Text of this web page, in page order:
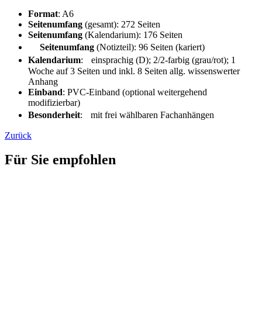
Format: A6
Seitenumfang (gesamt): 272 Seiten
Seitenumfang (Kalendarium): 176 Seiten
Seitenumfang (Notizteil): 96 Seiten (kariert)
Kalendarium: einsprachig (D); 2/2-farbig (grau/rot); 1
Woche auf 3 Seiten und inkl. 8 Seiten allg. wissenswerter
Anhang
Einband: PVC-Einband (optional weitergehend
modifizierbar)
Besonderheit: mit frei wählbaren Fachanhängen
Zurück
Für Sie empfohlen